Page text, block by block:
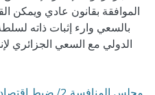
الموافقة بقانون عادي ويمكن
بالسعي وارء إثبات ذاته
الدولي مع السعي الجزائري